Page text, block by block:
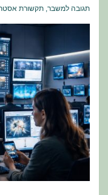
תגובה למשבר, תקשורת